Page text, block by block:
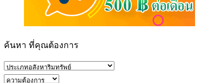
ค้นหา ที่คุณต้องการ